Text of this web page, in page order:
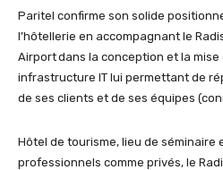
Paritel confirme son solide
l’hôtellerie en accompagnant le
Airport dans la conception et la mise
infrastructure IT lui permettant de
de ses clients et de ses équipes
Hôtel de tourisme, lieu de séminaire
professionnels comme privés, le